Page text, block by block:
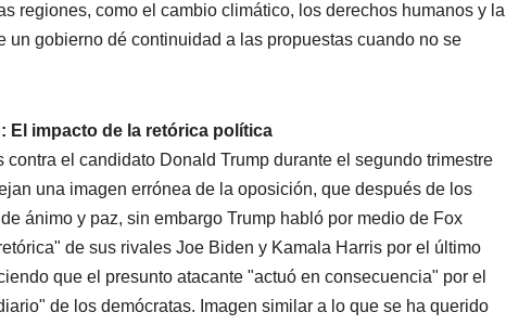
regiones, como el cambio climático, los derechos humanos y la
un gobierno dé continuidad a las propuestas cuando no se
El impacto de la retórica política
contra el candidato Donald Trump durante el segundo trimestre
una imagen errónea de la oposición, que después de los
ánimo y paz, sin embargo Trump habló por medio de Fox
de sus rivales Joe Biden y Kamala Harris por el último
que el presunto atacante "actuó en consecuencia" por el
de los demócratas. Imagen similar a lo que se ha querido